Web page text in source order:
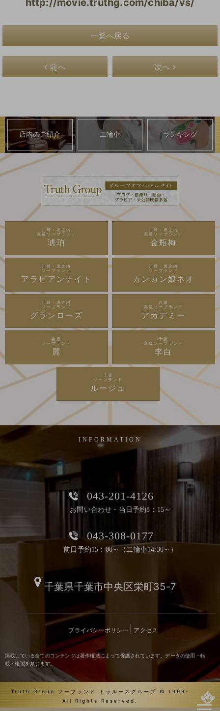
前へ
一覧へ戻る
次へ
店内のご紹介 二輪車 ランキング
川崎・堀之内
高級ソープランド
琥珀
川崎・堀之内
高級ソープランド
金瓶梅
川崎・堀之内
ソープランド
アラビアンナイト
川崎・堀之内
ソープランド
カンカン娘ネオ
川崎・堀之内
ソープランド
グランローズ
吉原
高級ソープランド
アカデミー
吉原
ソープランド
麗
千葉
高級ソープランド
李白
千葉
ソープランド
ルージュ
INFORMATION
043-201-4126
お問い合わせ・当日予約8：15～
043-308-0177
前日予約15：00～（二輪車14:30～）
千葉県千葉市中央区栄町35-7
プライバシーポリシー アクセス
掲載している全てのコンテンツは著作権法によって保護されています。データの使用・転
載・複製を禁じます。
Truth Group ソープランド トゥルースグループ © 1999-
All Rights Reserved.